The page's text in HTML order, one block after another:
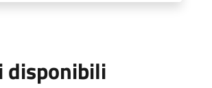
disponibili